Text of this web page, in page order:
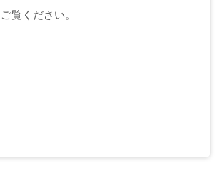
覧ください。